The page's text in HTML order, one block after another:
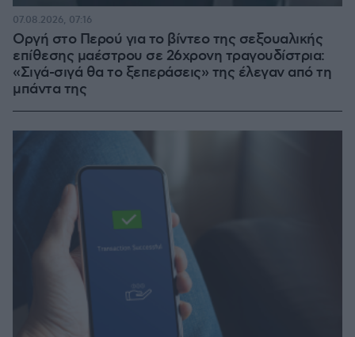
Οργή στο Περού για το βίντεο της σεξουαλικής
επίθεσης μαέστρου σε 26χρονη τραγουδίστρια:
«Σιγά-σιγά θα το ξεπεράσεις» της έλεγαν από τη
μπάντα της
07.08.2026, 07:16